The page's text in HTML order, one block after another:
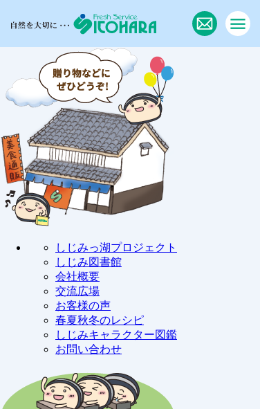
しじみっ湖プロジェクト
しじみ図書館
会社概要
交流広場
お客様の声
春夏秋冬のレシピ
しじみキャラクター図鑑
お問い合わせ